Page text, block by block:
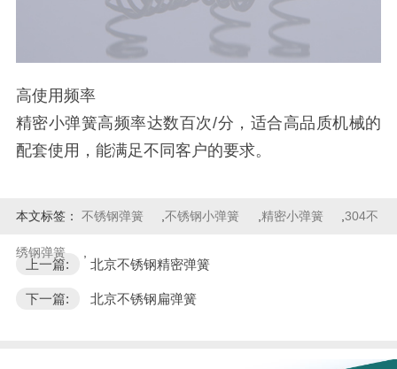
高使用频率
精密小弹簧高频率达数百次/分，适合高品质机械的
配套使用，能满足不同客户的要求。
本文标签： 不锈钢弹簧 ,不锈钢小弹簧 ,精密小弹簧 ,304不
绣钢弹簧 ,
上一篇: 北京不锈钢精密弹簧
下一篇: 北京不锈钢扁弹簧